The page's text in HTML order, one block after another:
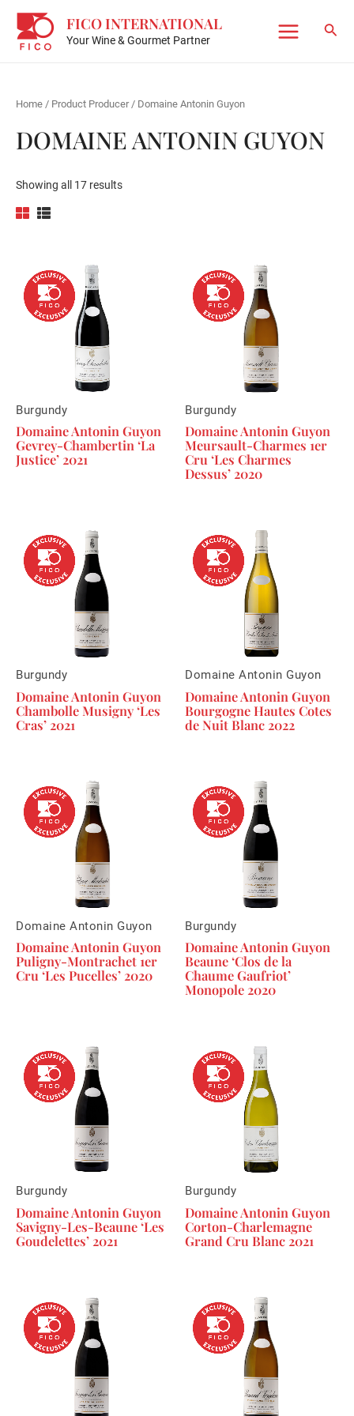
content
FICO INTERNATIONAL
Your Wine & Gourmet Partner
Main
Home / Product Producer / Domaine Antonin Guyon
DOMAINE ANTONIN GUYON
Showing all 17 results
Burgundy
Domaine Antonin Guyon
Gevrey-Chambertin ‘La
Justice’ 2021
Burgundy
Domaine Antonin Guyon
Meursault-Charmes 1er
Cru ‘Les Charmes
Dessus’ 2020
Burgundy
Domaine Antonin Guyon
Chambolle Musigny ‘Les
Cras’ 2021
Domaine Antonin Guyon
Domaine Antonin Guyon
Bourgogne Hautes Cotes
de Nuit Blanc 2022
Domaine Antonin Guyon
Domaine Antonin Guyon
Puligny-Montrachet 1er
Cru ‘Les Pucelles’ 2020
Burgundy
Domaine Antonin Guyon
Beaune ‘Clos de la
Chaume Gaufriot’
Monopole 2020
Burgundy
Domaine Antonin Guyon
Savigny-Les-Beaune ‘Les
Goudelettes’ 2021
Burgundy
Domaine Antonin Guyon
Corton-Charlemagne
Grand Cru Blanc 2021